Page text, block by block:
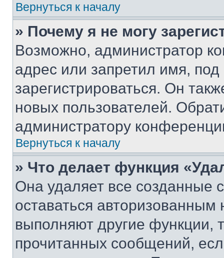
Вернуться к началу
» Почему я не могу
Возможно, администратор
адрес или запретил имя,
зарегистрироваться. Он
новых пользователей.
администратору
Вернуться к началу
» Что делает функция
Она удаляет все созданные
оставаться
выполняют другие функции,
прочитанных сообщений,